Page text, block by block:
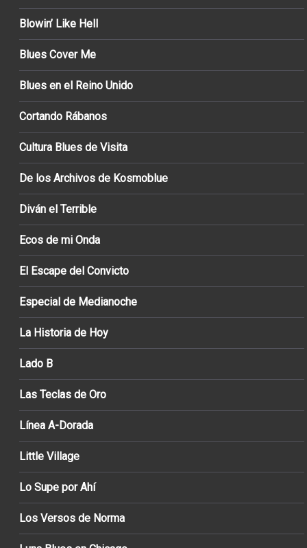
Blowin’ Like Hell
Blues Cover Me
Blues en el Reino Unido
Cortando Rábanos
Cultura Blues de Visita
De los Archivos de Kosmoblue
Diván el Terrible
Ecos de mi Onda
El Escape del Convicto
Especial de Medianoche
La Historia de Hoy
Lado B
Las Teclas de Oro
Línea A-Dorada
Little Village
Lo Supe por Ahí
Los Versos de Norma